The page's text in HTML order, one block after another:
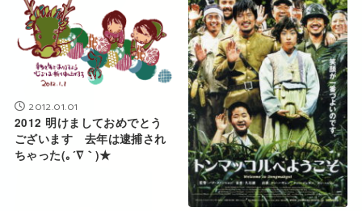
2012.01.01
2012 明けましておめでとう
ございます 去年は逮捕され
ちゃった(｡´∇｀)★